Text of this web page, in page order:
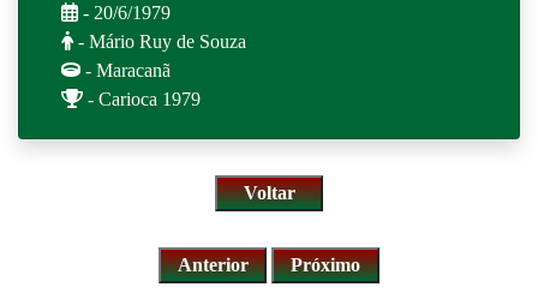
- 20/6/1979
- Mário Ruy de Souza
- Maracanã
- Carioca 1979